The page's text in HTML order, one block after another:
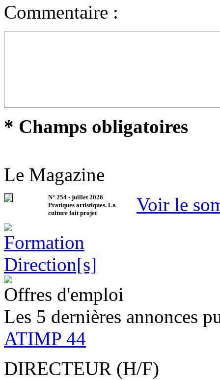
Commentaire :
* Champs obligatoires
Le Magazine
N° 254 - juillet 2026
Pratiques artistiques. La
culture fait projet
Voir le
Offres d'emploi
Les 5 dernières annonces
ATIMP 44
DIRECTEUR (H/F)